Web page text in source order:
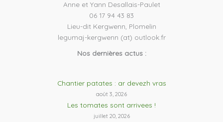
Anne et Yann Desallais-Paulet
06 17 94 43 83
Lieu-dit Kergwenn, Plomelin
legumaj-kergwenn (at) outlook.fr
Nos dernières actus :
Chantier patates : ar devezh vras
août 3, 2026
Les tomates sont arrivees !
juillet 20, 2026